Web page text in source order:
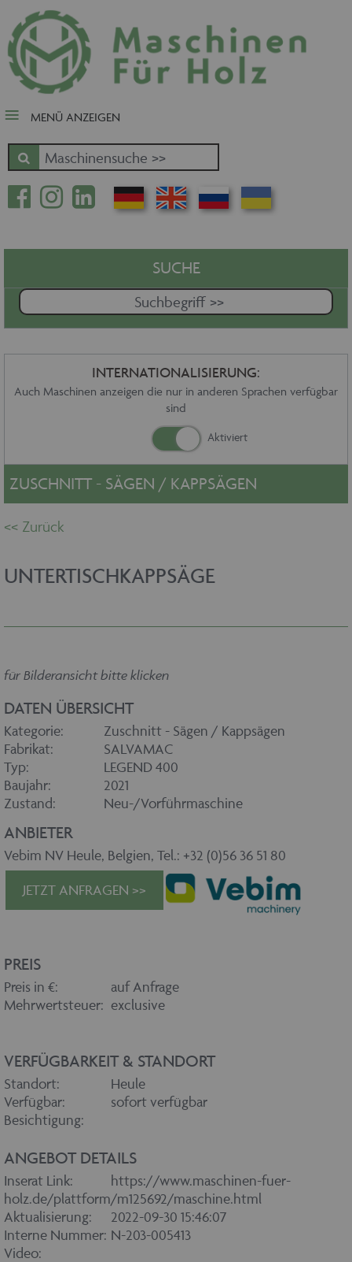
close Submenü
Nach Fertigungsschwerpunkt
Schnäppchen
Zuschnitt - Sägen
Kantenbearbeitung
Fräsen - Bohren - Hobeln - CNC
Oberfläche
Massivholz
Handling - Transportieren -
Stapeln - Verpacken etc.
Absaugen - Versorgen -
Service
Kontakt
Impressum
Datenschutz
MENÜ ANZEIGEN
SUCHE
INTERNATIONALISIERUNG:
Auch Maschinen anzeigen die nur in anderen Sprachen verfügbar
sind
ZUSCHNITT - SÄGEN / KAPPSÄGEN
UNTERTISCHKAPPSÄGE
für Bilderansicht bitte klicken
DATEN ÜBERSICHT
Kategorie:
Zuschnitt - Sägen / Kappsägen
Fabrikat:
SALVAMAC
Typ:
LEGEND 400
Baujahr:
2021
Zustand:
Neu-/Vorführmaschine
ANBIETER
Vebim NV Heule, Belgien, Tel.: +32 (0)56 36 51 80
JETZT ANFRAGEN >>
PREIS
Preis in €:
auf Anfrage
Mehrwertsteuer: exclusive
VERFÜGBARKEIT & STANDORT
Standort:
Heule
Verfügbar:
sofort verfügbar
Besichtigung:
ANGEBOT DETAILS
Inserat Link:
https://www.maschinen-fuer-
holz.de/plattform/m125692/maschine.html
Aktualisierung:
2022-09-30 15:46:07
Interne Nummer: N-203-005413
Video: